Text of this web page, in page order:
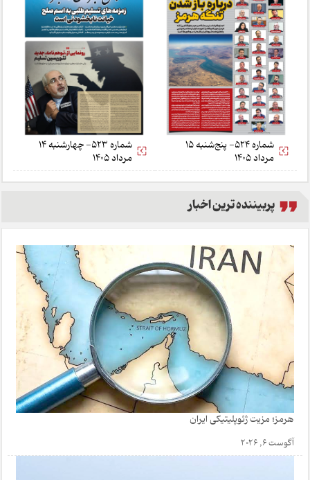
شماره 524- پنج‌شنبه 15
مرداد 1405
شماره 523- چهارشنبه 14
مرداد 1405
پربیننده ترین اخبار
هرمز؛ مزیت ژئوپلیتیکی ایران
آگوست 6, 2026